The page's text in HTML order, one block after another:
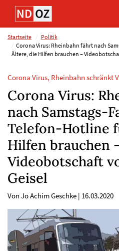
Direkt
Inhalt
(Eingabetaste)
Direkt
Hauptmenu
(Eingabetaste)
Direkt
Suche
(Eingabetaste)
Direkt
Footer
(Eingabetaste)
Startseite
Politik
Corona Virus: Rheinbahn fährt nach
Ältere, die Hilfen brauchen –
Corona Virus, Rheinbahn schränkt
Corona Virus:
nach Samstags-
Telefon-Hotline
Hilfen brauchen
Videobotschaft
Geisel
Von Jo Achim Geschke | 16.03.2020